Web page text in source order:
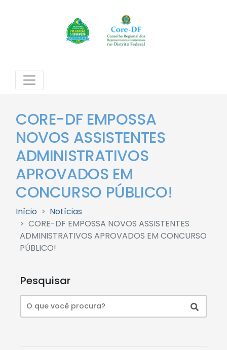
CORE-DF EMPOSSA
NOVOS ASSISTENTES
ADMINISTRATIVOS
APROVADOS EM
CONCURSO PÚBLICO!
Início
Notícias
CORE-DF EMPOSSA NOVOS ASSISTENTES
ADMINISTRATIVOS APROVADOS EM CONCURSO
PÚBLICO!
Pesquisar